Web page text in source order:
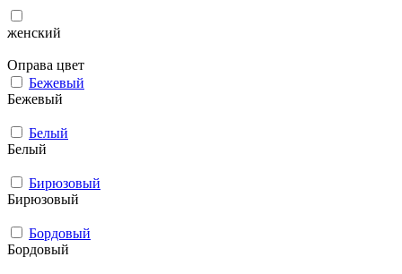
женский
Оправа цвет
Бежевый
Бежевый
Белый
Белый
Бирюзовый
Бирюзовый
Бордовый
Бордовый